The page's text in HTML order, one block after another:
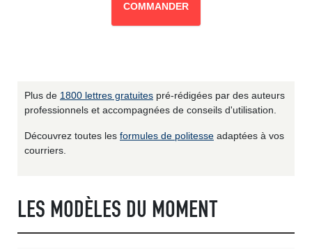
COMMANDER
Plus de 1800 lettres gratuites pré-rédigées par des auteurs
professionnels et accompagnées de conseils d'utilisation.
Découvrez toutes les formules de politesse adaptées à vos
courriers.
LES MODÈLES DU MOMENT